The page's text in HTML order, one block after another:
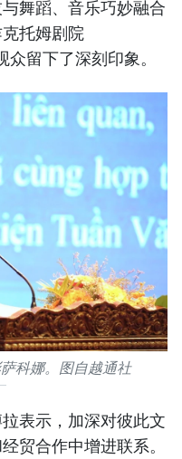
舞蹈、音乐巧妙融合
托姆剧院
留下了深刻印象。
科娜。图自越通社
表示，加深对彼此文
贸合作中增进联系。